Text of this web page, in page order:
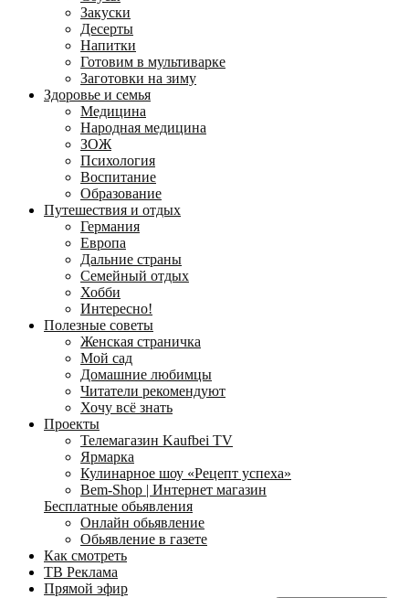
Закуски
Десерты
Напитки
Готовим в мультиварке
Заготовки на зиму
Здоровье и семья
Медицина
Народная медицина
ЗОЖ
Психология
Воспитание
Образование
Путешествия и отдых
Германия
Европа
Дальние страны
Семейный отдых
Хобби
Интересно!
Полезные советы
Женская страничка
Мой сад
Домашние любимцы
Читатели рекомендуют
Хочу всё знать
Проекты
Телемагазин Kaufbei TV
Ярмарка
Кулинарное шоу «Рецепт успеха»
Bem-Shop | Интернет магазин
Бесплатные обьявления
Онлайн обьявление
Обьявление в газете
Как смотреть
ТВ Реклама
Прямой эфир